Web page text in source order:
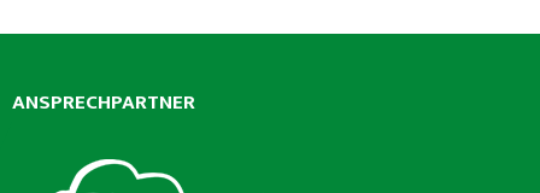
ANSPRECHPARTNER